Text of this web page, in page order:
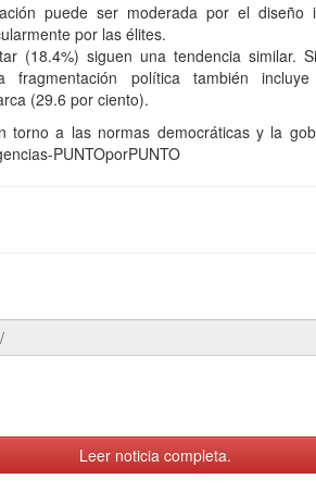
puede ser moderada por el diseño
por las élites.
(18.4%) siguen una tendencia similar.
política también incluye
(29.6 por ciento).
torno a las normas democráticas y la
PUNTOporPUNTO
Leer noticia completa.